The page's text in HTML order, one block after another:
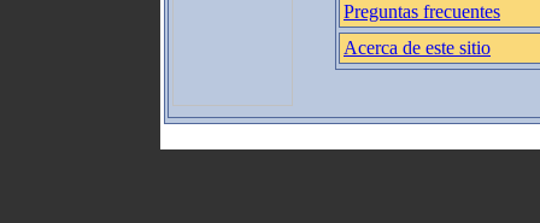
Preguntas frecuentes
Acerca de este sitio